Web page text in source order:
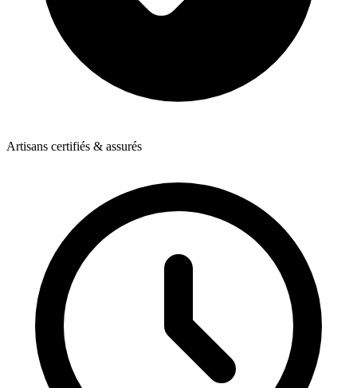
Artisans certifiés & assurés